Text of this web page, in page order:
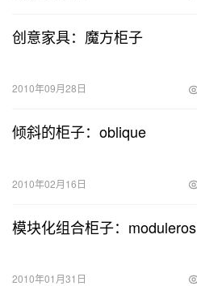
创意家具：魔方柜子
2010年09月28日
倾斜的柜子：oblique
2010年02月16日
模块化组合柜子：moduleros
2010年01月31日